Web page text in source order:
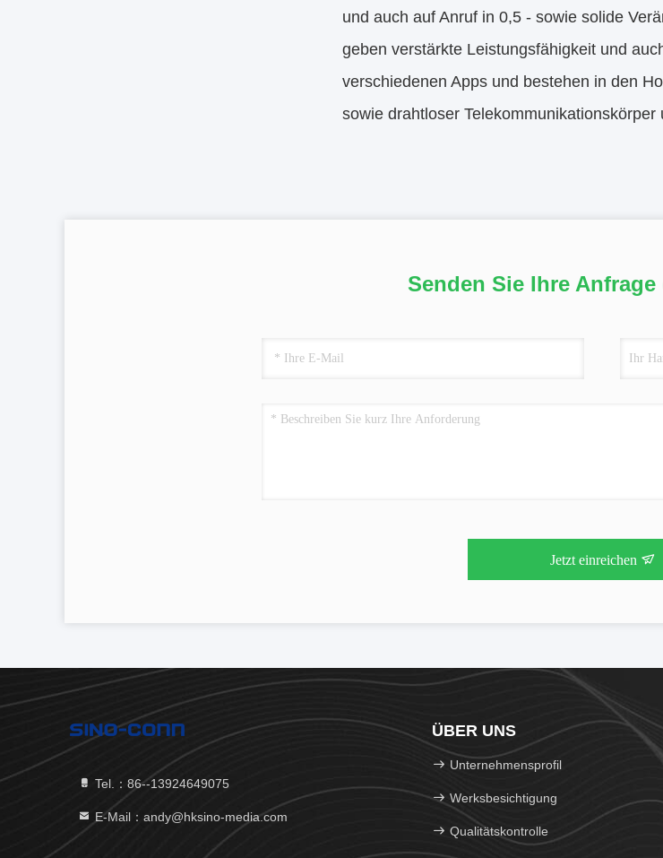
und auch auf Anruf in 0,5 - sowie solide
geben verstärkte Leistungsfähigkeit und
verschiedenen Apps und bestehen in den
sowie drahtloser
Senden Sie Ihre
Jetzt einreichen
Tel.：86--13924649075
E-Mail：andy@hksino-media.com
ÜBER UNS
Unternehmensprofil
Werksbesichtigung
Qualitätskontrolle